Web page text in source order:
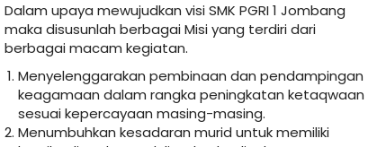
Dalam upaya mewujudkan visi SMK PGRI 1 Jombang
maka disusunlah berbagai Misi yang terdiri dari
berbagai macam kegiatan.
Menyelenggarakan pembinaan dan pendampingan
keagamaan dalam rangka peningkatan ketaqwaan
sesuai kepercayaan masing-masing.
Menumbuhkan kesadaran murid untuk memiliki